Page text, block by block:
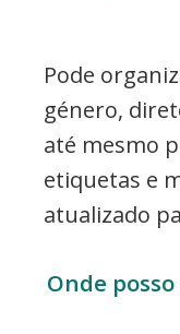
Pode
género,
até mesmo
etiquetas e
atualizado
Onde